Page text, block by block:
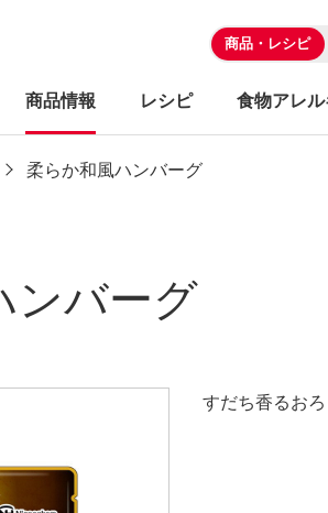
商品・レシピ
商品情報 レシピ 食物アレ
柔らか和風ハンバーグ
ンバーグ
すだち香るお